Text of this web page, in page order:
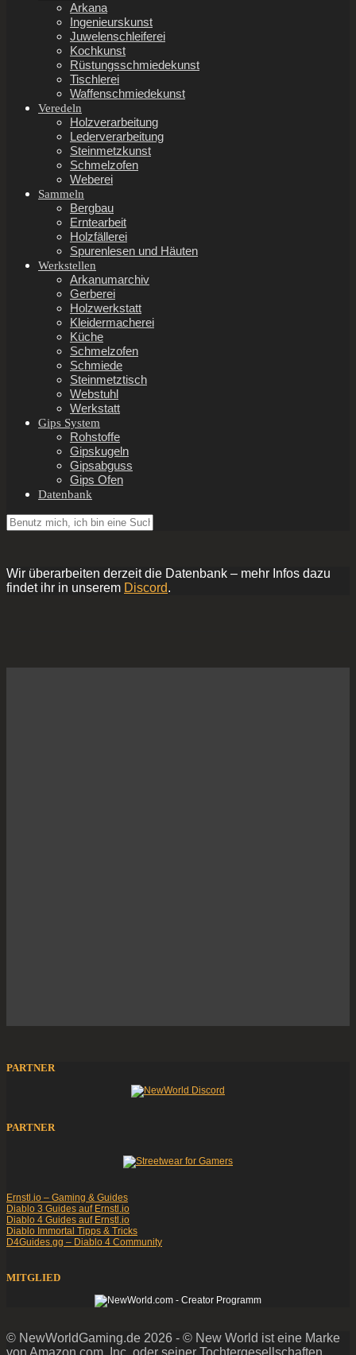
Arkana
Ingenieurskunst
Juwelenschleiferei
Kochkunst
Rüstungsschmiedekunst
Tischlerei
Waffenschmiedekunst
Veredeln
Holzverarbeitung
Lederverarbeitung
Steinmetzkunst
Schmelzofen
Weberei
Sammeln
Bergbau
Erntearbeit
Holzfällerei
Spurenlesen und Häuten
Werkstellen
Arkanumarchiv
Gerberei
Holzwerkstatt
Kleidermacherei
Küche
Schmelzofen
Schmiede
Steinmetztisch
Webstuhl
Werkstatt
Gips System
Rohstoffe
Gipskugeln
Gipsabguss
Gips Ofen
Datenbank
Wir überarbeiten derzeit die Datenbank – mehr Infos dazu
findet ihr in unserem Discord.
PARTNER
PARTNER
Ernstl.io – Gaming & Guides
Diablo 3 Guides auf Ernstl.io
Diablo 4 Guides auf Ernstl.io
Diablo Immortal Tipps & Tricks
D4Guides.gg – Diablo 4 Community
MITGLIED
© NewWorldGaming.de 2026 - © New World ist eine Marke
von Amazon.com, Inc. oder seiner Tochtergesellschaften.